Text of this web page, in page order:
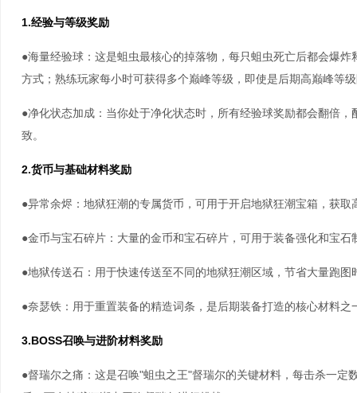
1.经验与等级奖励
●海量经验球：这是蛆虫最核心的掉落物，每只蛆虫死亡后都会爆
方式；熟练玩家每小时可获得多个巅峰等级，即使是后期高巅峰等
●净化状态加成：当你处于净化状态时，所有经验球奖励都会翻倍
致。
2.货币与基础材料奖励
●异常余烬：地狱狂潮的专属货币，可用于开启地狱狂潮宝箱，获取
●金币与宝石碎片：大量的金币和宝石碎片，可用于装备强化和宝石
●地狱传送石：用于快速传送至不同的地狱狂潮区域，节省大量跑图
●奈瑟铁：用于重置装备的精造词条，是后期装备打造的核心材料之
3.BOSS召唤与进阶材料奖励
●督瑞尔之痛：这是召唤"蛆虫之王"督瑞尔的关键材料，每击杀一定